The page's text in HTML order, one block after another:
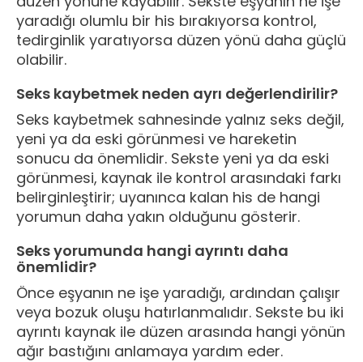
yaradığı olumlu bir his bırakıyorsa kontrol,
tedirginlik yaratıyorsa düzen yönü daha güçlü
olabilir.
Seks kaybetmek neden ayrı değerlendirilir?
Seks kaybetmek sahnesinde yalnız seks değil,
yeni ya da eski görünmesi ve hareketin
sonucu da önemlidir. Sekste yeni ya da eski
görünmesi, kaynak ile kontrol arasındaki farkı
belirginleştirir; uyanınca kalan his de hangi
yorumun daha yakın olduğunu gösterir.
Seks yorumunda hangi ayrıntı daha
önemlidir?
Önce eşyanın ne işe yaradığı, ardından çalışır
veya bozuk oluşu hatırlanmalıdır. Sekste bu iki
ayrıntı kaynak ile düzen arasında hangi yönün
ağır bastığını anlamaya yardım eder.